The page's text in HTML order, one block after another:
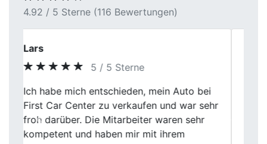
4.92 / 5 Sterne (116 Bewertungen)
Melanie K.
5 / 5 Sterne
War ehrlich gesagt skeptisch, wurde aber
positiv überrascht. Bei First Car Center in
Balve lief alles transparent ab, ohne Druck
oder Diskussionen.
Previous